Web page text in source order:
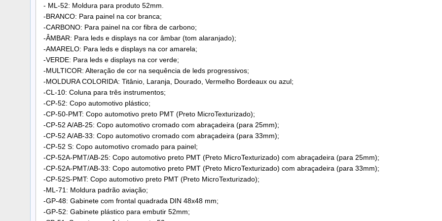
- ML-52: Moldura para produto 52mm.
-BRANCO: Para painel na cor branca;
-CARBONO: Para painel na cor fibra de carbono;
-ÂMBAR: Para leds e displays na cor âmbar (tom alaranjado);
-AMARELO: Para leds e displays na cor amarela;
-VERDE: Para leds e displays na cor verde;
-MULTICOR: Alteração de cor na sequência de leds progressivos;
-MOLDURA COLORIDA: Titânio, Laranja, Dourado, Vermelho Bordeaux ou azul;
-CL-10: Coluna para três instrumentos;
-CP-52: Copo automotivo plástico;
-CP-50-PMT: Copo automotivo preto PMT (Preto MicroTexturizado);
-CP-52 A/AB-25: Copo automotivo cromado com abraçadeira (para 25mm);
-CP-52 A/AB-33: Copo automotivo cromado com abraçadeira (para 33mm);
-CP-52 S: Copo automotivo cromado para painel;
-CP-52A-PMT/AB-25: Copo automotivo preto PMT (Preto MicroTexturizado) com abraçadeira (para 25mm);
-CP-52A-PMT/AB-33: Copo automotivo preto PMT (Preto MicroTexturizado) com abraçadeira (para 33mm);
-CP-52S-PMT: Copo automotivo preto PMT (Preto MicroTexturizado);
-ML-71: Moldura padrão aviação;
-GP-48: Gabinete com frontal quadrada DIN 48x48 mm;
-GP-52: Gabinete plástico para embutir 52mm;